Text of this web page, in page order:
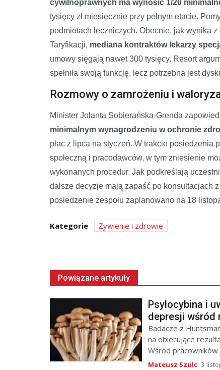
cywilnoprawnych ma wynosić 1/20
tysięcy zł miesięcznie przy pełnym etacie.
podmiotach leczniczych. Obecnie, jak wynika
Taryfikacji, mediana kontraktów lekarzy
umowy sięgają nawet 300 tysięcy. Resort
spełniła swoją funkcję, lecz potrzebna jest
Rozmowy o zamrożeniu i
Minister Jolanta Sobierańska-Grenda
minimalnym wynagrodzeniu w ochronie
płac z lipca na styczeń. W trakcie posiedzenia
społeczną i pracodawców, w tym zniesienie
wykonanych procedur. Jak podkreślają
dalsze decyzje mają zapaść po konsultacjach
posiedzenie zespołu zaplanowano na 18
Kategorie Żywienie i zdrowie
Powiązane artykuły
Psylocybina i
depresji wśród
Badacze z
na obiecujące
Wśród pracowników
Mateusz Szulc 3